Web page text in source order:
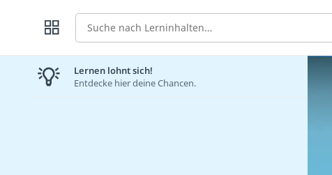
Suche
Lernen lohnt sich!
Entdecke hier deine Chancen.